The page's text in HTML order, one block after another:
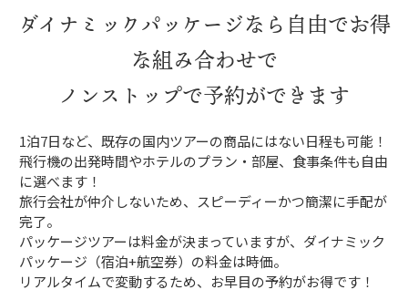
ダイナミックパッケージなら 自由でお得
な組み合わせで
ノンストップで予約ができます
1泊7日など、既存の国内ツアーの商品にはない日程も可能！
飛行機の出発時間やホテルのプラン・部屋、食事条件も自由
に選べます！
旅行会社が仲介しないため、スピーディーかつ簡潔に手配が
完了。
パッケージツアーは料金が決まっていますが、ダイナミック
パッケージ（宿泊+航空券）の料金は時価。
リアルタイムで変動するため、お早目の予約がお得です！